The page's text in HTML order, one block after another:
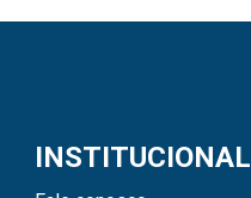
INSTITUCIONAL